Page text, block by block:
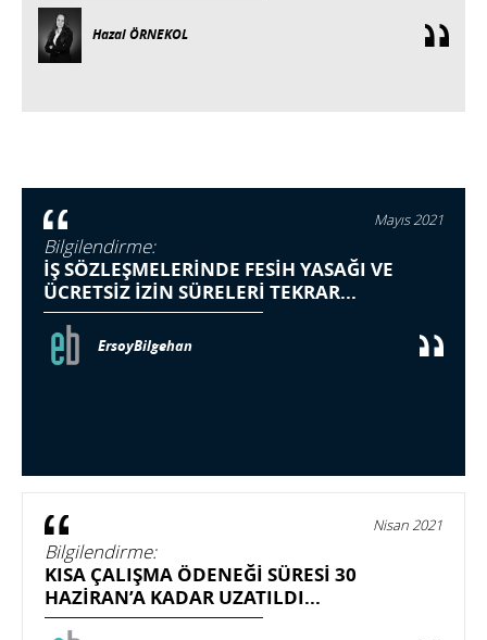
Hazal ÖRNEKOL
Mayıs 2021
Bilgilendirme:
İŞ SÖZLEŞMELERİNDE FESİH YASAĞI VE
ÜCRETSİZ İZİN SÜRELERİ TEKRAR...
ErsoyBilgehan
Nisan 2021
Bilgilendirme:
KISA ÇALIŞMA ÖDENEĞİ SÜRESİ 30
HAZİRAN’A KADAR UZATILDI...